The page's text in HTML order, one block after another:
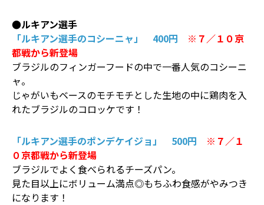
●ルキアン選手
「ルキアン選手のコシーニャ」 400円 ※７／１０京
都戦から新登場
ブラジルのフィンガーフードの中で一番人気のコシーニ
ャ。
じゃがいもベースのモチモチとした生地の中に鶏肉を入
れたブラジルのコロッケです！
「ルキアン選手のポンデケイジョ」 500円 ※７／１
０京都戦から新登場
ブラジルでよく食べられるチーズパン。
見た目以上にボリューム満点◎もちふわ食感がやみつき
になります！